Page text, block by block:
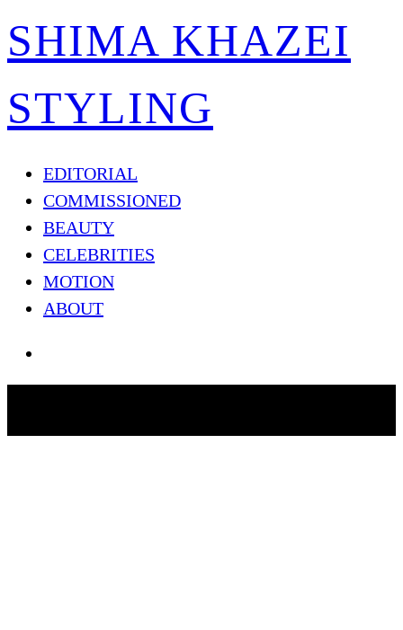
SHIMA KHAZEI
STYLING
EDITORIAL
COMMISSIONED
BEAUTY
CELEBRITIES
MOTION
ABOUT